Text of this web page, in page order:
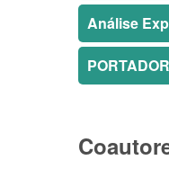
Análise